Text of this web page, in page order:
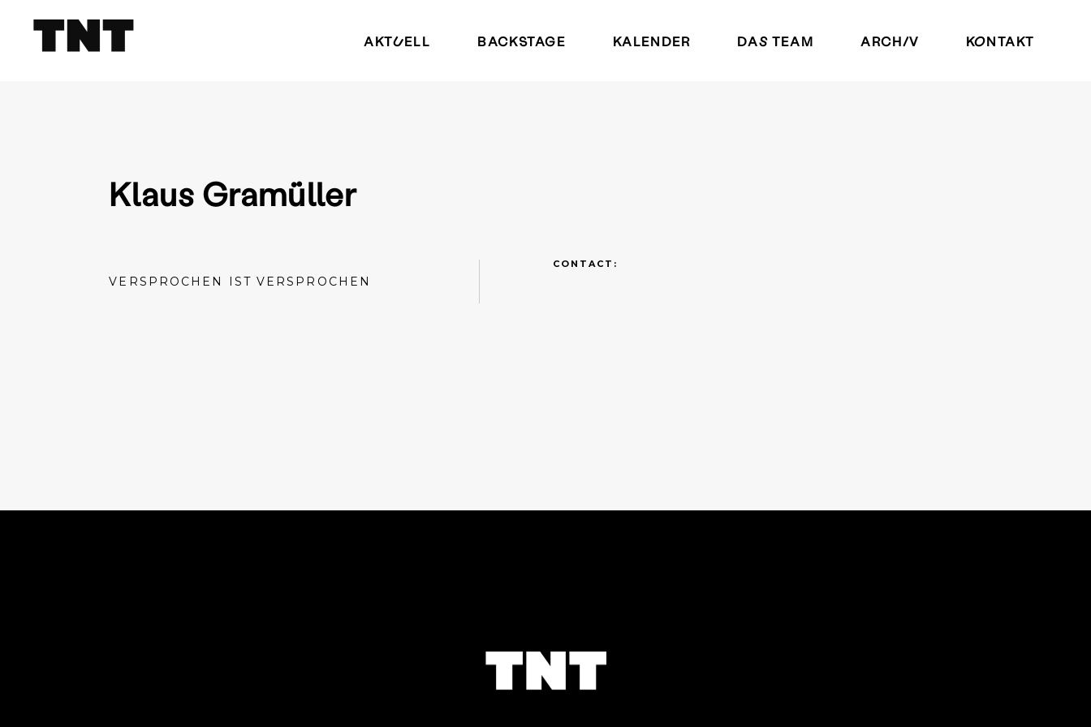
AKTUELL BACKSTAGE KALENDER DAS TEAM ARCHIV KONTAKT
Klaus Gramüller
VERSPROCHEN IST VERSPROCHEN
CONTACT: